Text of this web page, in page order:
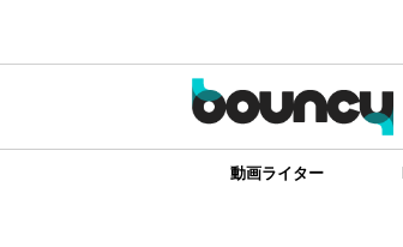
動画ライター